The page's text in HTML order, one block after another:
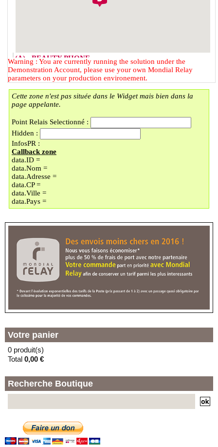
(A) - BEAUTY PHONE
2 RUE DU FAUBOURG DES
POSTES
59000 - LILLE
(B) - LOCKER BMOBILE
57 RUE DU FAUBOURG DES
59000 - LILLE
(C) - LOCKER LAVOMATIC
PLACE DOREZ/LI
9 PLACE BARTHELEMY DOREZ
59000 - LILLE
(D) - UNIQUE COIN
En vacances jusqu'au 30/08/2026
89 BOULEVARD MONTEBELLO
59000 - LILLE
130 BOULEVARD
59000 - LILLE
(F) - LOCKER TECHNOPHONE
RUE JULES GU
73 RUE JULES GUESDE
59000 - LILLE
(G) - LOCKER LA LAVERIE
11 PLACE DE LA SOLIDARITE
Warning : You are currently running the solution under the
Demonstration Account, please use your own Mondial Relay
parameters on your production environement.
Cette zone n'est pas située dans le Widget mais bien dans la
page appelante.
Point Relais Selectionné :
Hidden :
InfosPR :
Callback zone
data.ID =
data.Nom =
data.Adresse =
data.CP =
data.Ville =
data.Pays =
Votre panier
0 produit(s)
Total 0,00 €
Recherche Boutique